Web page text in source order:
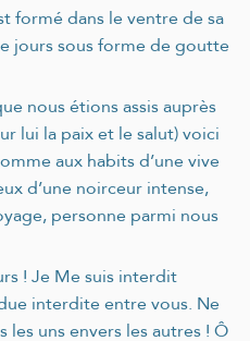
formé dans le ventre de sa
jours sous forme de goutte
nous étions assis auprès
lui la paix et le salut) voici
aux habits d’une vive
d’une noirceur intense,
personne parmi nous
! Je Me suis interdit
interdite entre vous. Ne
les uns envers les autres ! Ô